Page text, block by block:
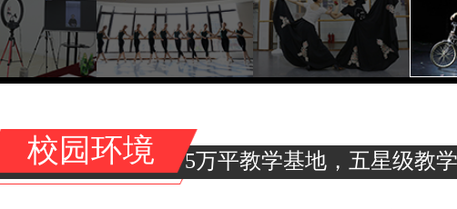
校园环境 5万平教学基地，五星级教